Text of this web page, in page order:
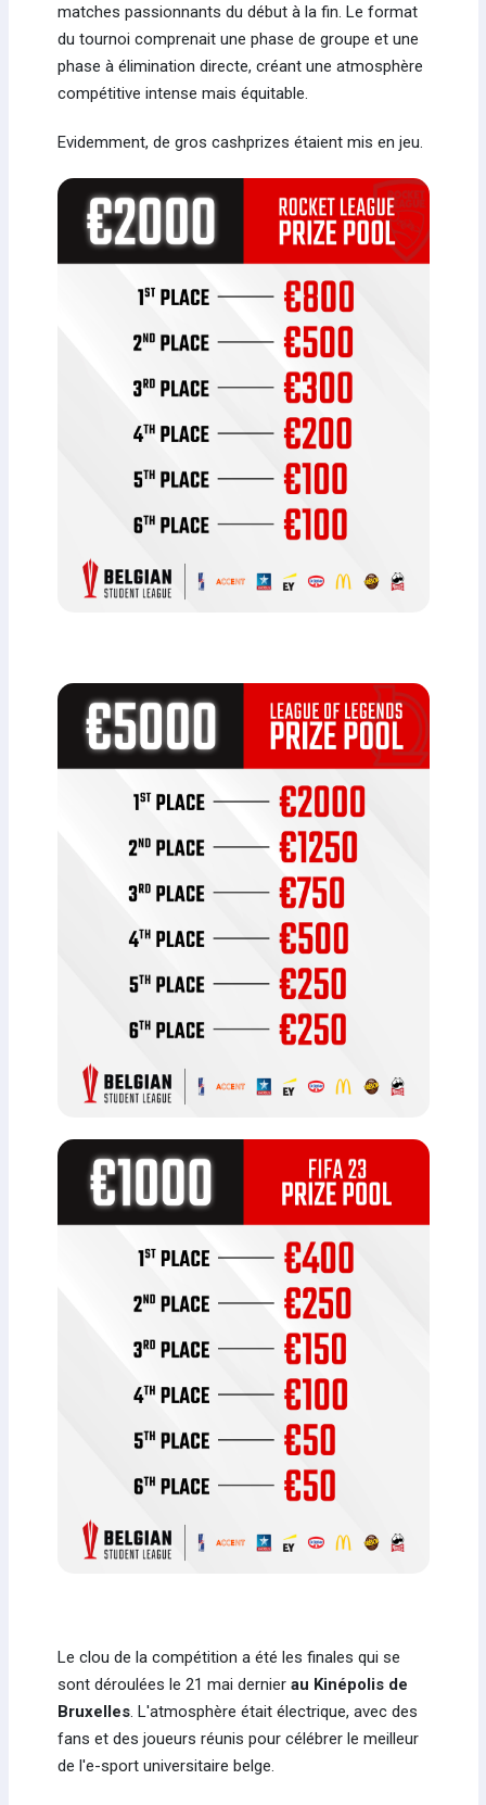
matches passionnants du début à la fin. Le format
du tournoi comprenait une phase de groupe et une
phase à élimination directe, créant une atmosphère
compétitive intense mais équitable.
Evidemment, de gros cashprizes étaient mis en jeu.
Le clou de la compétition a été les finales qui se
sont déroulées le 21 mai dernier au Kinépolis de
Bruxelles. L'atmosphère était électrique, avec des
fans et des joueurs réunis pour célébrer le meilleur
de l'e-sport universitaire belge.